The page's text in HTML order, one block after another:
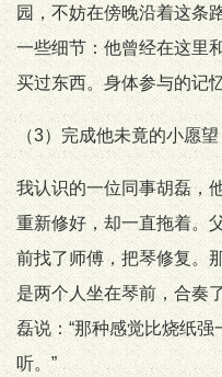
园，不妨在傍晚沿着这条
一些细节：他曾经在这里
买过东西。身体参与的记
（3）完成他未竟的小愿望
我认识的一位同事胡磊，
重新修好，却一直拖着。
前找了师傅，把琴修复。
是两个人坐在琴前，合奏
磊说：“那种感觉比烧纸
听。”